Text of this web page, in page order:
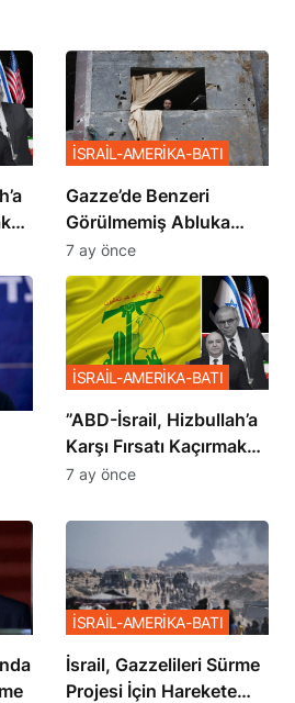
​​​​​​​Gazze’de Benzeri
Görülmemiş Abluka
Planı
İSRAİL-AMERİKA-BATI
7 ay önce
​​​​​​​”ABD-İsrail, Hizbullah’a
Karşı Fırsatı Kaçırmak
İstemiyor”
İSRAİL-AMERİKA-BATI
7 ay önce
İsrail, Gazzelileri Sürme
Projesi İçin Harekete
İSRAİL-AMERİKA-BATI